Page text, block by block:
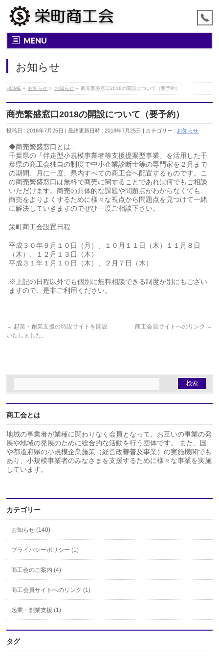
MENU
お知らせ
HOME » お知らせ » お知らせ » 商売繁盛窓口2018の開設について（要予約）
商売繁盛窓口2018の開設について（要予約）
投稿日 : 2018年7月25日 最終更新日時 : 2018年7月25日 カテゴリー : お知らせ
◆商売繁盛窓口とは…
千葉県の「伴走型小規模事業者等支援提案型事業」を活用した千
葉県の商工会独自の制度で中小企業診断士等の専門家を２月まで
の期間、月に一度、県内すべての商工会へ配置するものです。こ
の商売繁盛窓口は無料で商売に関することであれば何でもご相談
いただけます。商売の具体的な課題や問題点がわからなくても、
商売をよりよくするために様々な視点から問題点を見つけて一緒
に解決していきますのでぜひ一度ご相談下さい。
栄町商工会設置日程
平成３０年９月１０日（月）、１０月１１日（木）１１月８日
（木）、１２月１３日（木）
平成３１年１月１０日（木）、２月７日（木）
※上記の日程以外でも個別に無料相談できる制度が別にもござい
ますので、是非ご利用ください。
← 起業・創業支援の特設サイトを開設
いたしました。
商工会員サイトへのリンク →
商工会とは
地域の事業者が業種に関わりなく会員となって、お互いの事業の発
展や地域の発展のために総合的な活動を行う団体です。 また、国
や都道府県の小規模企業施策（経営改善普及事業）の実施機関でも
あり、小規模事業者のみなさまを支援するために様々な事業を実施
しています。
カテゴリー
お知らせ (140)
プライバシーポリシー (1)
商工会のご案内 (4)
商工会員サイトへのリンク (1)
起業・創業支援 (1)
タグ